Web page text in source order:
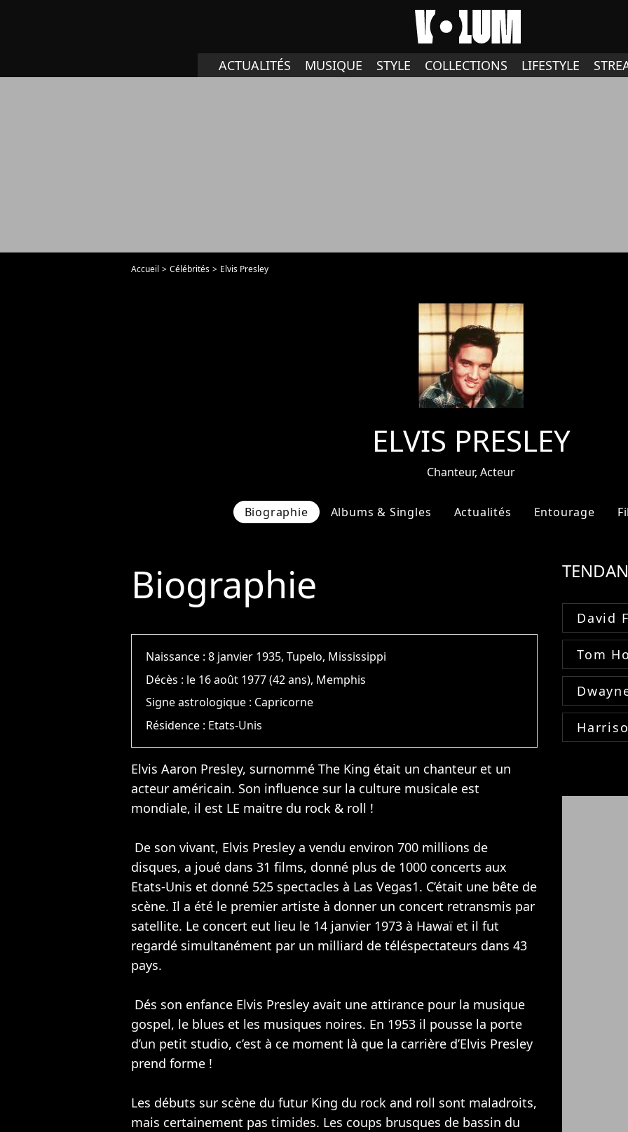
ACTUALITÉS MUSIQUE STYLE COLLECTIONS LIFESTYLE
Accueil Célébrités Elvis Presley
ELVIS PRESLEY
Chanteur, Acteur
Biographie Albums & Singles Actualités Entourage
Biographie
Naissance :8 janvier 1935, Tupelo, Mississippi
Décès : le 16 août 1977 (42 ans), Memphis
Signe astrologique : Capricorne
Résidence : Etats-Unis
Elvis Aaron Presley, surnommé The King était un chanteur et un
acteur américain. Son influence sur la culture musicale est
mondiale, il est LE maitre du rock & roll !
De son vivant, Elvis Presley a vendu environ 700 millions de
disques, a joué dans 31 films, donné plus de 1000 concerts aux
Etats-Unis et donné 525 spectacles à Las Vegas1. C’était une bête de
scène. Il a été le premier artiste à donner un concert retransmis par
satellite. Le concert eut lieu le 14 janvier 1973 à Hawaï et il fut
regardé simultanément par un milliard de téléspectateurs dans 43
pays.
Dés son enfance Elvis Presley avait une attirance pour la musique
gospel, le blues et les musiques noires. En 1953 il pousse la porte
d’un petit studio, c’est à ce moment là que la carrière d’Elvis Presley
prend forme !
Les débuts sur scène du futur King du rock and roll sont maladroits,
mais certainement pas timides. Les coups brusques de bassin du
David
Tom